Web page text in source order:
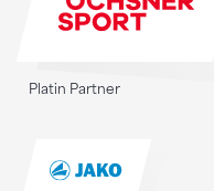
Platin Partner